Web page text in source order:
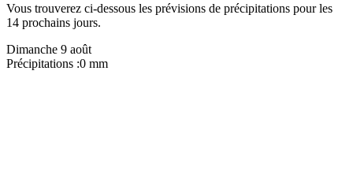
Vous trouverez ci-dessous les prévisions de précipitations pour les
14 prochains jours.
Dimanche 9 août
Précipitations :0 mm